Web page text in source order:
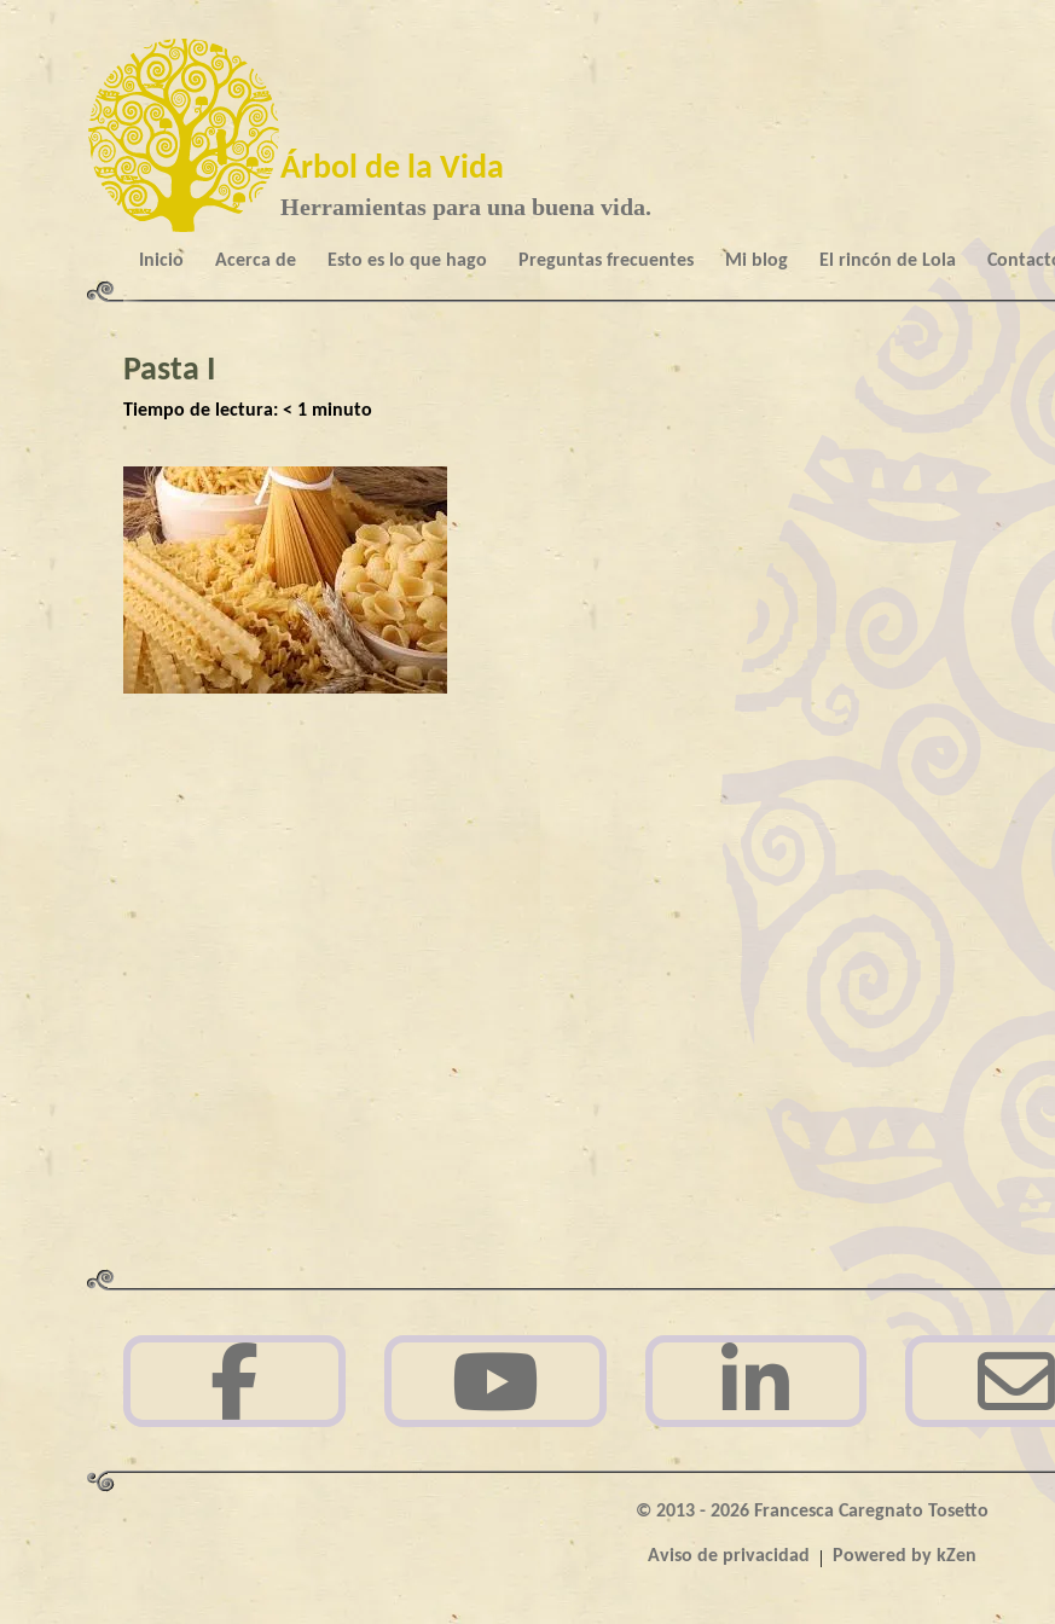
Árbol de la Vida
Herramientas para una buena vida.
Inicio Acerca de Esto es lo que hago Preguntas frecuentes Mi blog El rincón de Lola
Pasta I
Tiempo de lectura: < 1 minuto
© 2013 - 2026 Francesca Caregnato Tosetto
Aviso de privacidad | Powered by kZen